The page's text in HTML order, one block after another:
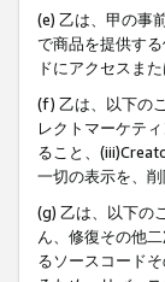
(e) 乙は、甲の事
で商品を提供す
ドにアクセスま
(f) 乙は、以下の
レクトマーケテ
ること、
一切の表示を、
(g) 乙は、以下の
ん、修復その他
るソースコード